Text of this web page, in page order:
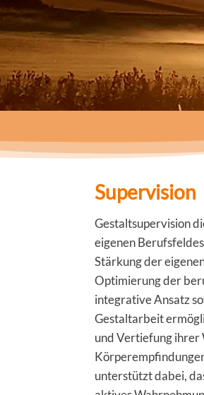
Supervision
Gestaltsupervision
eigenen
Stärkung der
Optimierung der
integrative Ansatz
Gestaltarbeit
und Vertiefung ihrer
unterstützt dabei,